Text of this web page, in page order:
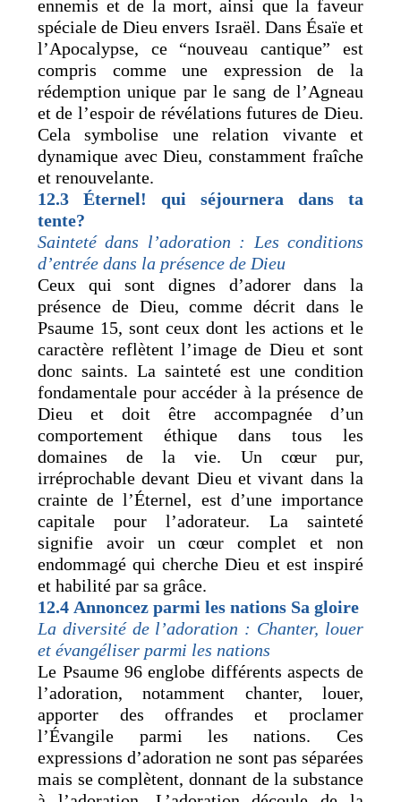
ennemis et de la mort, ainsi que la faveur
spéciale de Dieu envers Israël. Dans Ésaïe et
l’Apocalypse, ce “nouveau cantique” est
compris comme une expression de la
rédemption unique par le sang de l’Agneau
et de l’espoir de révélations futures de Dieu.
Cela symbolise une relation vivante et
dynamique avec Dieu, constamment fraîche
et renouvelante.
12.3
Éternel! qui séjournera dans ta
tente?
Sainteté dans l’adoration : Les conditions
d’entrée dans la présence de Dieu
Ceux qui sont dignes d’adorer dans la
présence de Dieu, comme décrit dans le
Psaume 15, sont ceux dont les actions et le
caractère reflètent l’image de Dieu et sont
donc saints. La sainteté est une condition
fondamentale pour accéder à la présence de
Dieu et doit être accompagnée d’un
comportement éthique dans tous les
domaines de la vie. Un cœur pur,
irréprochable devant Dieu et vivant dans la
crainte de l’Éternel, est d’une importance
capitale pour l’adorateur. La sainteté
signifie avoir un cœur complet et non
endommagé qui cherche Dieu et est inspiré
et habilité par sa grâce.
12.4 Annoncez parmi les nations Sa gloire
La diversité de l’adoration : Chanter, louer
et évangéliser parmi les nations
Le Psaume 96 englobe différents aspects de
l’adoration, notamment chanter, louer,
apporter des offrandes et proclamer
l’Évangile parmi les nations. Ces
expressions d’adoration ne sont pas séparées
mais se complètent, donnant de la substance